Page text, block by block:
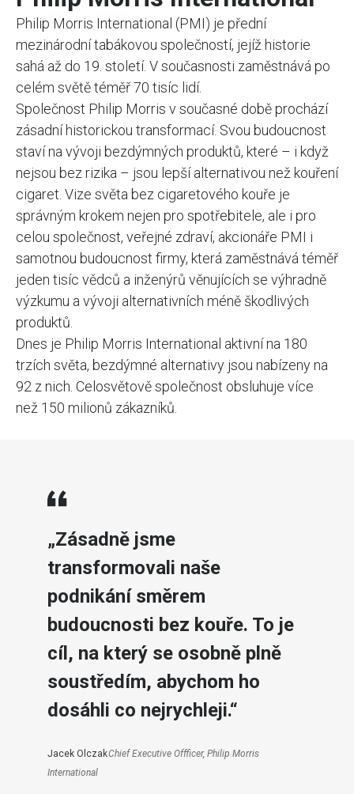
Philip Morris International (PMI) je přední
mezinárodní tabákovou společností, jejíž historie
sahá až do 19. století. V současnosti zaměstnává po
celém světě téměř 70 tisíc lidí.
Společnost Philip Morris v současné době prochází
zásadní historickou transformací. Svou budoucnost
staví na vývoji bezdýmných produktů, které – i když
nejsou bez rizika – jsou lepší alternativou než kouření
cigaret. Vize světa bez cigaretového kouře je
správným krokem nejen pro spotřebitele, ale i pro
celou společnost, veřejné zdraví, akcionáře PMI i
samotnou budoucnost firmy, která zaměstnává téměř
jeden tisíc vědců a inženýrů věnujících se výhradně
výzkumu a vývoji alternativních méně škodlivých
produktů.
Dnes je Philip Morris International aktivní na 180
trzích světa, bezdýmné alternativy jsou nabízeny na
92 z nich. Celosvětově společnost obsluhuje více
než 150 milionů zákazníků.
„Zásadně jsme
transformovali naše
podnikání směrem
budoucnosti bez kouře. To je
cíl, na který se osobně plně
soustředím, abychom ho
dosáhli co nejrychleji.“
Jacek OlczakChief Executive Offficer, Philip Morris
International